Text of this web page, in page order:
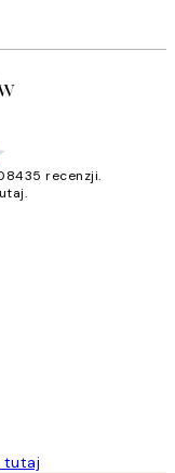
recenzji.
tutaj